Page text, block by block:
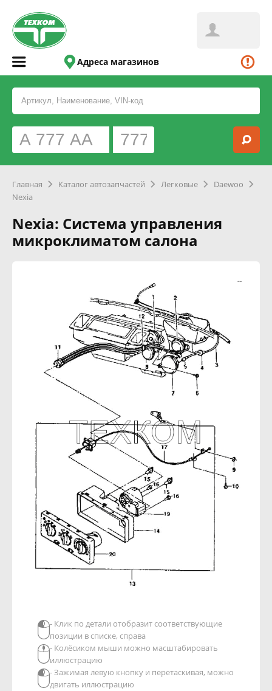
Адреса магазинов
Главная Каталог автозапчастей Легковые
Daewoo
Nexia
Nexia: Система управления
микроклиматом салона
- Клик по детали отобразит соответствующие
позиции в списке, справа
- Колёсиком мыши можно масштабировать
иллюстрацию
- Зажимая левую кнопку и перетаскивая, можно
двигать иллюстрацию